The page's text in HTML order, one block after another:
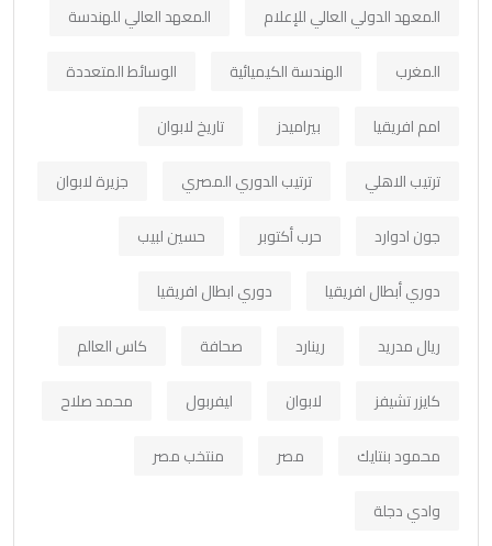
المعهد الدولي العالي للإعلام
المعهد العالي للهندسة
المغرب
الهندسة الكيميائية
الوسائط المتعددة
امم افريقيا
بيراميدز
تاريخ لابوان
ترتيب الاهلي
ترتيب الدوري المصري
جزيرة لابوان
جون ادوارد
حرب أكتوبر
حسين لبيب
دوري أبطال افريقيا
دوري ابطال افريقيا
ريال مدريد
رينارد صحافة
كاس العالم
كايزر تشيفز
لابوان ليفربول
محمد صلاح
محمود بنتايك
مصر
منتخب مصر
وادي دجلة